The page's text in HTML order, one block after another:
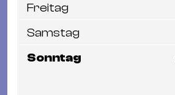
Freitag
Samstag
Sonntag